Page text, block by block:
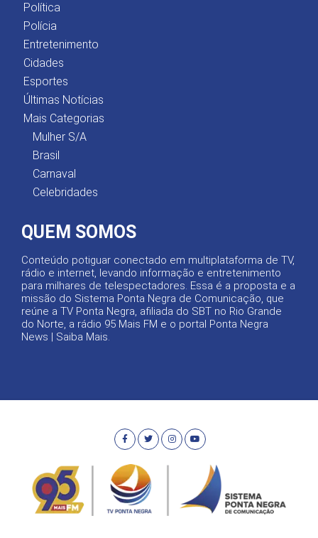
Política
Polícia
Entretenimento
Cidades
Esportes
Últimas Notícias
Mais Categorias
Mulher S/A
Brasil
Carnaval
Celebridades
QUEM SOMOS
Conteúdo potiguar conectado em multiplataforma de TV,
rádio e internet, levando informação e entretenimento
para milhares de telespectadores. Essa é a proposta e a
missão do Sistema Ponta Negra de Comunicação, que
reúne a TV Ponta Negra, afiliada do SBT no Rio Grande
do Norte, a rádio 95 Mais FM e o portal Ponta Negra
News | Saiba Mais.